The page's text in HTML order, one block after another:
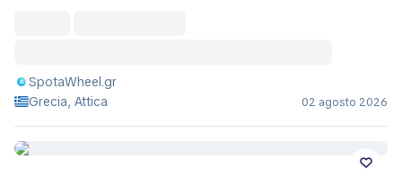
SpotaWheel.gr
Grecia, Attica
02 agosto 2026